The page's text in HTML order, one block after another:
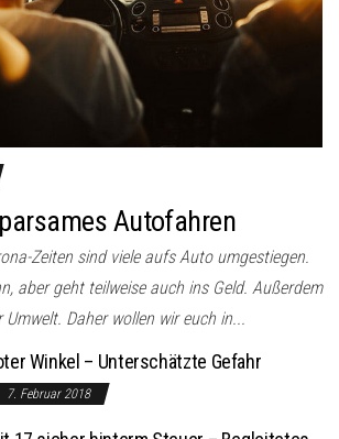
Autofahren
Zeiten sind viele aufs Auto umgestiegen.
aber geht teilweise auch ins Geld. Außerdem
Daher wollen wir euch in...
Winkel – Unterschätzte Gefahr
7. Februar 2018